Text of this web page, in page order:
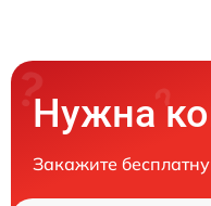
Нужна
Закажите